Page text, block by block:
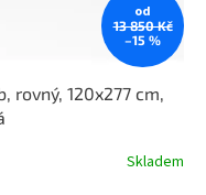
od
13 850 Kč
–15 %
rovný, 120x277 cm,
Skladem